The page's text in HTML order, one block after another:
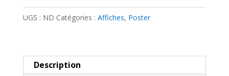
encadré
-
UGS : ND Catégories : Affiches, Poster
Description